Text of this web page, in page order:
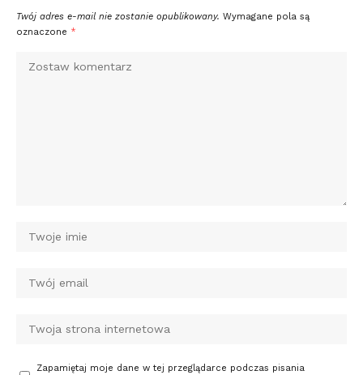
Twój adres e-mail nie zostanie opublikowany. Wymagane pola są
oznaczone *
Zapamiętaj moje dane w tej przeglądarce podczas pisania